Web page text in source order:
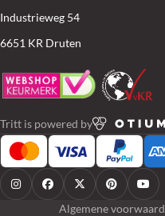
Industrieweg 54
6651 KR Druten
Tritt is powered by
Algemene